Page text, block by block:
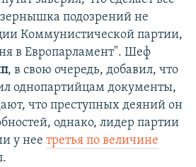
подозрений не
Коммунистической партии,
в Европарламент". Шеф
, в свою очередь, добавил, что
однопартийцам документы,
что преступных деяний он
однако, лидер партии
у нее третья по величине